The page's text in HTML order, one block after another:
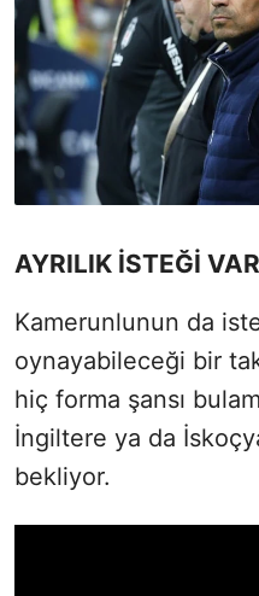
AYRILIK İSTEĞİ VAR
Kamerunlunun da
oynayabileceği bir
hiç forma şansı
İngiltere ya da
bekliyor.